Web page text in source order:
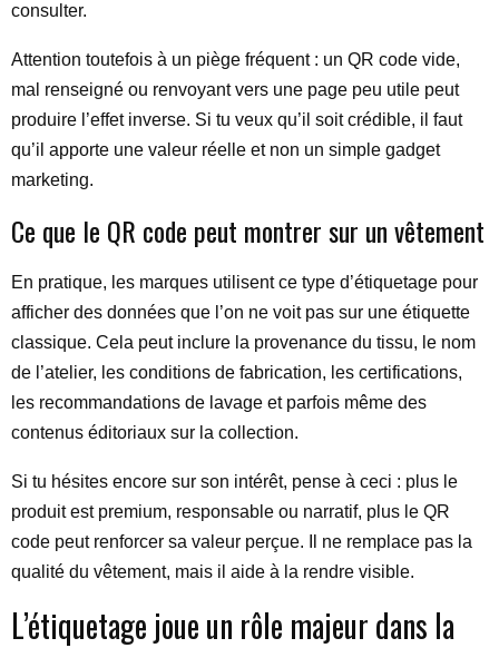
consulter.
Attention toutefois à un piège fréquent : un QR code vide,
mal renseigné ou renvoyant vers une page peu utile peut
produire l’effet inverse. Si tu veux qu’il soit crédible, il faut
qu’il apporte une valeur réelle et non un simple gadget
marketing.
Ce que le QR code peut montrer sur un vêtement
En pratique, les marques utilisent ce type d’étiquetage pour
afficher des données que l’on ne voit pas sur une étiquette
classique. Cela peut inclure la provenance du tissu, le nom
de l’atelier, les conditions de fabrication, les certifications,
les recommandations de lavage et parfois même des
contenus éditoriaux sur la collection.
Si tu hésites encore sur son intérêt, pense à ceci : plus le
produit est premium, responsable ou narratif, plus le QR
code peut renforcer sa valeur perçue. Il ne remplace pas la
qualité du vêtement, mais il aide à la rendre visible.
L’étiquetage joue un rôle majeur dans la